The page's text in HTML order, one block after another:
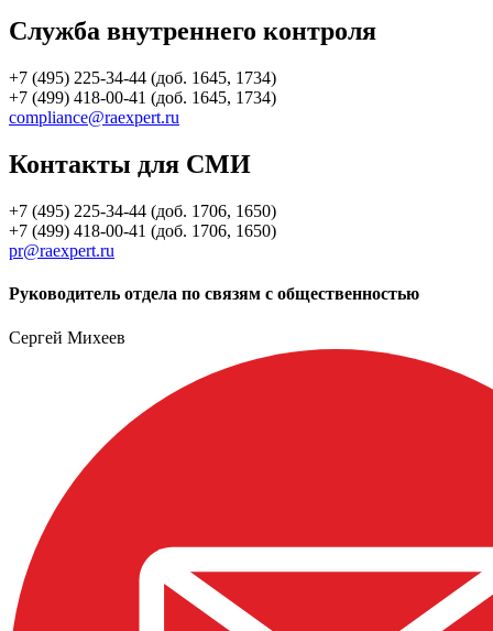
Служба внутреннего контроля
+7 (495) 225-34-44 (доб. 1645, 1734)
+7 (499) 418-00-41 (доб. 1645, 1734)
compliance@raexpert.ru
Контакты для СМИ
+7 (495) 225-34-44 (доб. 1706, 1650)
+7 (499) 418-00-41 (доб. 1706, 1650)
pr@raexpert.ru
Руководитель отдела по связям с общественностью
Сергей Михеев